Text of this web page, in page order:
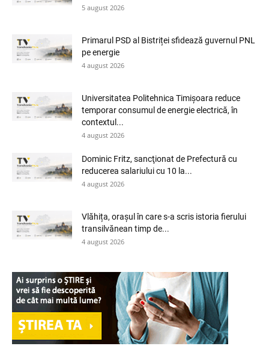
5 august 2026
Primarul PSD al Bistriței sfidează guvernul PNL
pe energie
4 august 2026
Universitatea Politehnica Timișoara reduce
temporar consumul de energie electrică, în
contextul...
4 august 2026
Dominic Fritz, sancţionat de Prefectură cu
reducerea salariului cu 10 la...
4 august 2026
Vlăhița, orașul în care s-a scris istoria fierului
transilvănean timp de...
4 august 2026